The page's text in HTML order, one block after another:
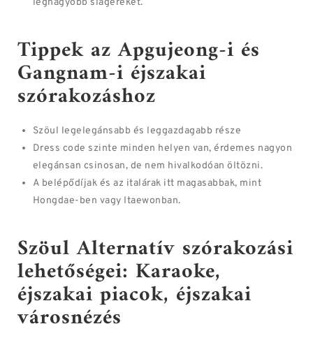
Tippek az Apgujeong-i és
Gangnam-i éjszakai
szórakozáshoz
Szöul legelegánsabb és leggazdagabb része
Dress code szinte minden helyen van, érdemes nagyon
elegánsan csinosan, de nem hivalkodóan öltözni.
A belépődíjak és az italárak itt magasabbak, mint
Hongdae-ben vagy Itaewonban.
Szöul Alternatív szórakozási
lehetőségei: Karaoke,
éjszakai piacok, éjszakai
városnézés